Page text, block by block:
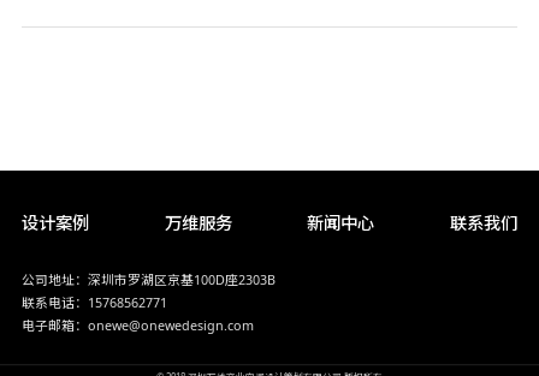
设计案例 万维服务 新闻中心 联系我们
公司地址：深圳市罗湖区京基100D座2303B
联系电话：15768562771
电子邮箱：onewe@onewedesign.com